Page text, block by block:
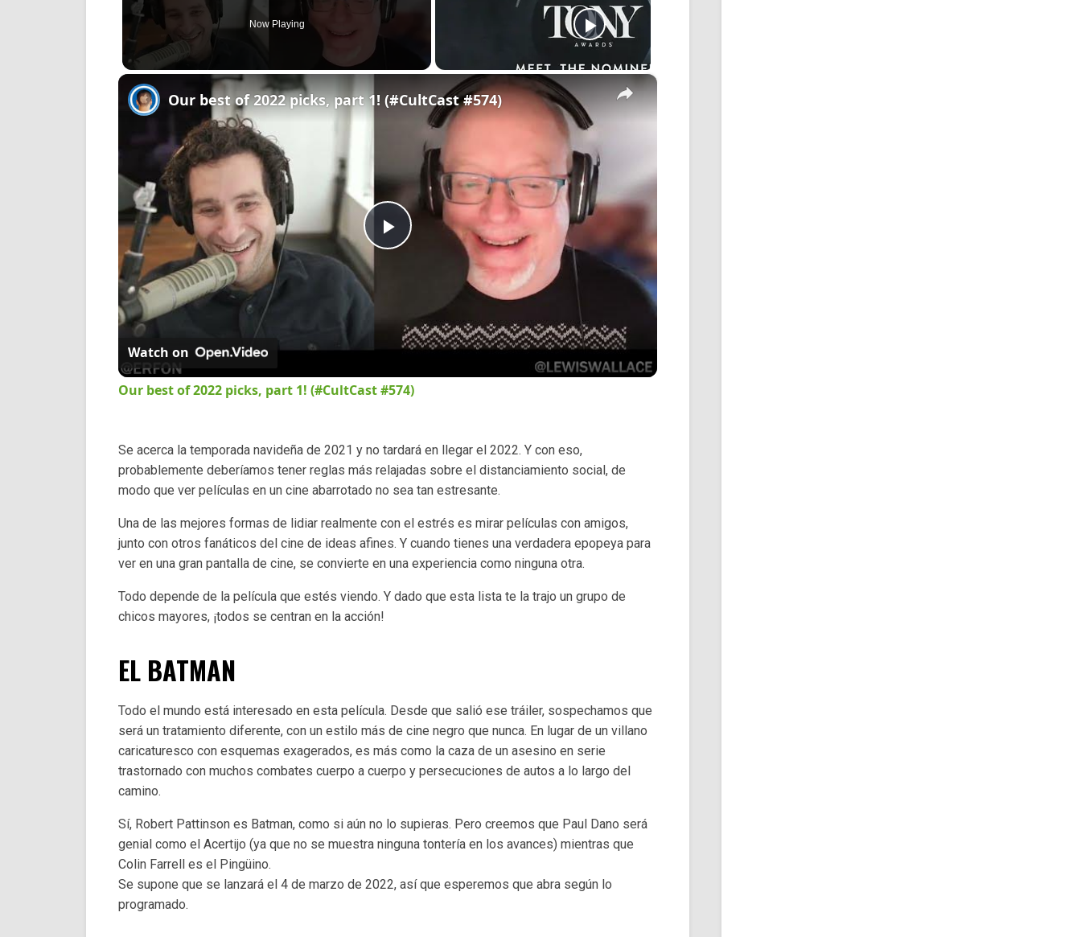
Now Playing
×
Play
Video
Our best of 2022 picks, part 1! (#CultCast #574)
Watch on
Our best of 2022 picks, part 1! (#CultCast #574)
Se acerca la temporada navideña de 2021 y no tardará en llegar el 2022. Y con eso,
probablemente deberíamos tener reglas más relajadas sobre el distanciamiento social, de
modo que ver películas en un cine abarrotado no sea tan estresante.
Una de las mejores formas de lidiar realmente con el estrés es mirar películas con amigos,
junto con otros fanáticos del cine de ideas afines. Y cuando tienes una verdadera epopeya para
ver en una gran pantalla de cine, se convierte en una experiencia como ninguna otra.
Todo depende de la película que estés viendo. Y dado que esta lista te la trajo un grupo de
chicos mayores, ¡todos se centran en la acción!
EL BATMAN
Todo el mundo está interesado en esta película. Desde que salió ese tráiler, sospechamos que
será un tratamiento diferente, con un estilo más de cine negro que nunca. En lugar de un villano
caricaturesco con esquemas exagerados, es más como la caza de un asesino en serie
trastornado con muchos combates cuerpo a cuerpo y persecuciones de autos a lo largo del
camino.
Sí, Robert Pattinson es Batman, como si aún no lo supieras. Pero creemos que Paul Dano será
genial como el Acertijo (ya que no se muestra ninguna tontería en los avances) mientras que
Colin Farrell es el Pingüino.
Se supone que se lanzará el 4 de marzo de 2022, así que esperemos que abra según lo
programado.